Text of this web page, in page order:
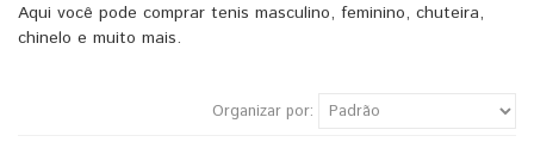
Aqui você pode comprar tenis masculino, feminino, chuteira,
chinelo e muito mais.
Organizar por: